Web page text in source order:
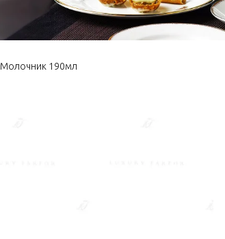
Молочник 190мл